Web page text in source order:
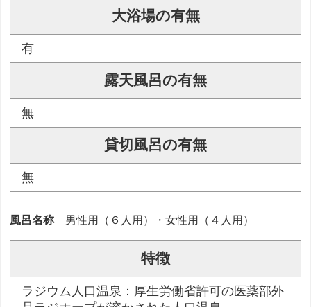
大浴場の有無
有
露天風呂の有無
無
貸切風呂の有無
無
風呂名称 男性用（６人用）・女性用（４人用）
特徴
ラジウム人口温泉：厚生労働省許可の医薬部外